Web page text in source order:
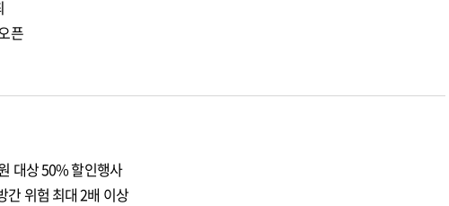
픈
대상 50% 할인행사
위험 최대 2배 이상